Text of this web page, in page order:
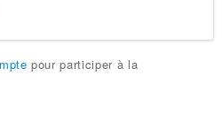
pour participer à la